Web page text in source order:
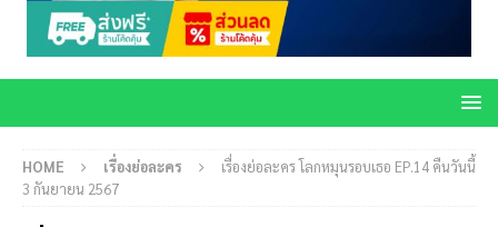
HOME เรื่องย่อละคร
เรื่องย่อละคร โลกหมุนรอบเธอ EP.14 คืนวันนี้
3 กันยายน 2567